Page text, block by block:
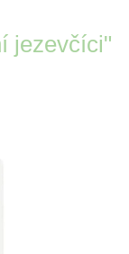
jezevčíci"